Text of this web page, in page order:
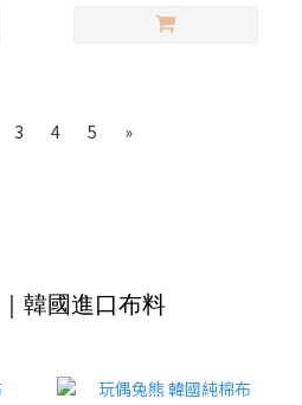
3 4 5 »
｜韓國進口布料